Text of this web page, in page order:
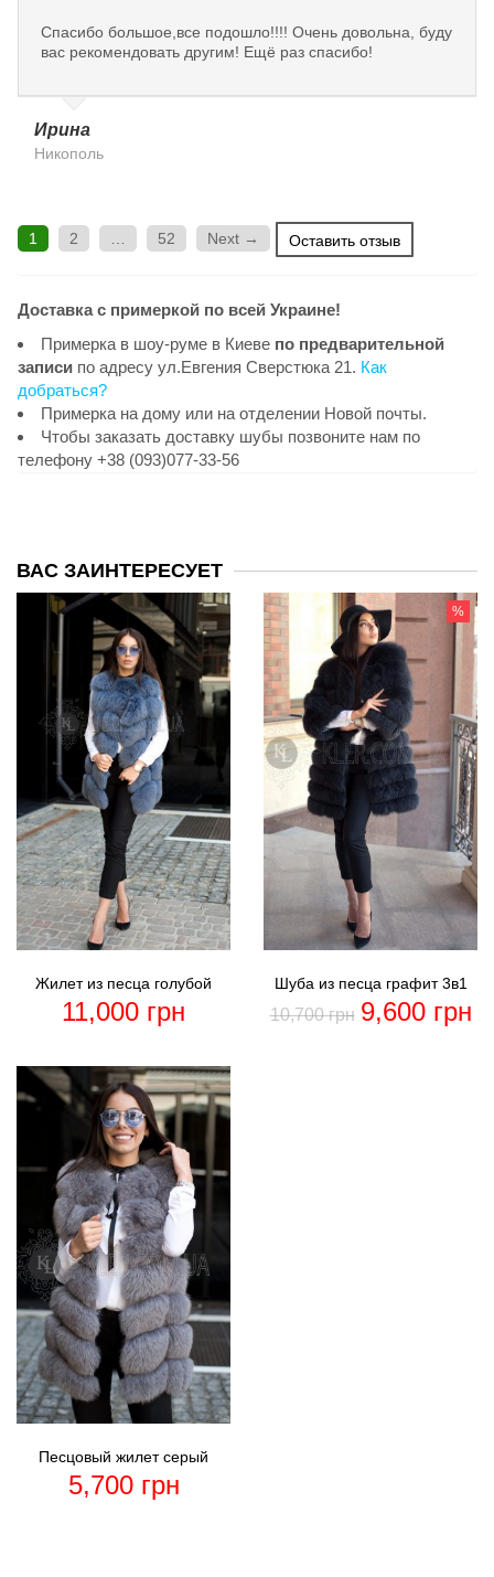
Спасибо большое,все подошло!!!! Очень довольна, буду
вас рекомендовать другим! Ещё раз спасибо!
Ирина
Никополь
1 2 52 Next → Оставить отзыв
Доставка с примеркой по всей Украине!
Примерка в шоу-руме в Киеве по предварительной
записи по адресу ул.Евгения Сверстюка 21. Как
добраться?
Примерка на дому или на отделении Новой почты.
Чтобы заказать доставку шубы позвоните нам по
телефону +38 (093)077-33-56
ВАС ЗАИНТЕРЕСУЕТ
Жилет из песца голубой
11,000 грн
%
Шуба из песца графит 3в1
10,700грн 9,600 грн
Песцовый жилет серый
5,700 грн